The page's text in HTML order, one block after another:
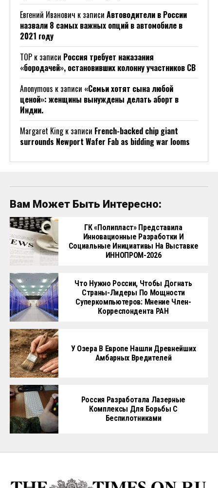
Евгений Иванович к записи Автоводители в России
назвали 8 самых важных опций в автомобиле в
2021 году
ТОР к записи Россия требует наказания
«бородачей», остановивших колонну участников СВ
Anonymous к записи «Семьи хотят сына любой
ценой»: женщины вынуждены делать аборт в
Индии.
Margaret Kingк записи French-backed chip giant
surrounds Newport Wafer Fab as bidding war looms
Вам Может Быть Интересно:
ГК «Полипласт» Представила
Инновационные Разработки И
Социальные Инициативы На Выставке
ИННОПРОМ-2026
Что Нужно России, Чтобы Догнать
Страны-Лидеры По Мощности
Суперкомпьютеров: Мнение Член-
Корреспондента РАН
У Озера В Европе Нашли Древнейших
Амбарных Вредителей
Россия Разработала Лазерные
Комплексы Для Борьбы С
Беспилотниками